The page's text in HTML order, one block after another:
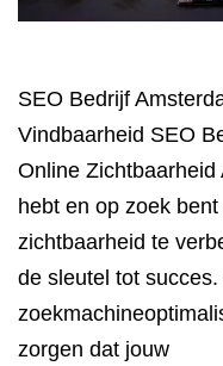
SEO Bedrijf
Vindbaarheid SEO
Online Zichtbaarheid
hebt en op zoek
zichtbaarheid te
de sleutel tot
zorgen dat jouw